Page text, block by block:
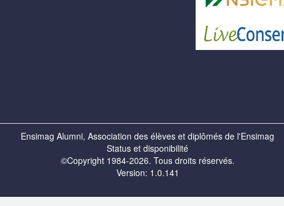
Ensimag Alumni, Association des élèves et diplômés de l'Ensimag
Status et disponibilité
©Copyright 1984-2026. Tous droits réservés.
Version: 1.0.141